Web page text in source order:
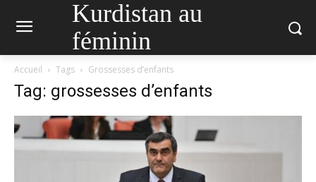
Kurdistan au
féminin
Accueil Tags Grossesses d’enfants
Tag: grossesses d’enfants